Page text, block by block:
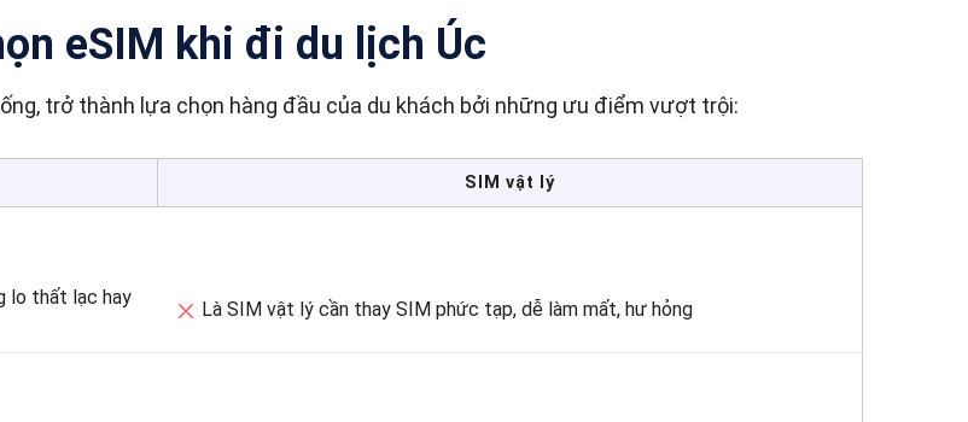
eSIM khi đi du lịch Úc
trở thành lựa chọn hàng đầu của du khách bởi những ưu điểm vượt trội:
SIM vật lý
lo thất lạc hay
Là SIM vật lý cần thay SIM phức tạp, dễ làm mất, hư hỏng